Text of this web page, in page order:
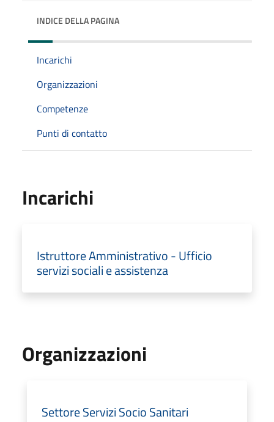
INDICE DELLA PAGINA
Incarichi
Organizzazioni
Competenze
Punti di contatto
Incarichi
Istruttore Amministrativo - Ufficio
servizi sociali e assistenza
Organizzazioni
Settore Servizi Socio Sanitari